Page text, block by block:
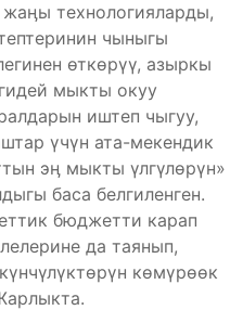
технологияларды,
чыныгы
өткөрүү, азыркы
мыкты окуу
иштеп чыгуу,
үчүн ата-мекендик
эӊ мыкты үлгүлөрүн»
баса белгиленген.
бюджетти карап
да таянып,
көмүрөөк